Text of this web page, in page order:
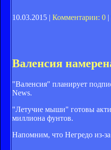
10.03.2015 | Комментарии: 0 |
Валенсия
"Валенсия" планирует
News.
"Летучие мыши" готовы
миллиона фунтов.
Напомним, что Негредо из-